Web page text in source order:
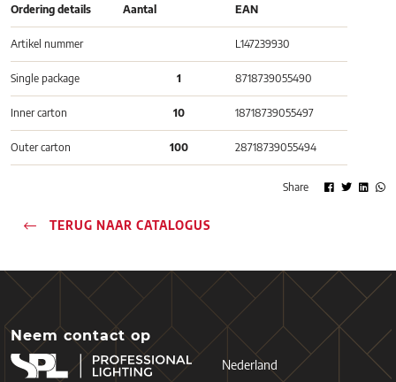
Ordering details Aantal EAN
Artikel nummer L147239930
Single package 1 8718739055490
Inner carton 10 18718739055497
Outer carton 100 28718739055494
Share
TERUG NAAR CATALOGUS
Neem contact op
Nederland